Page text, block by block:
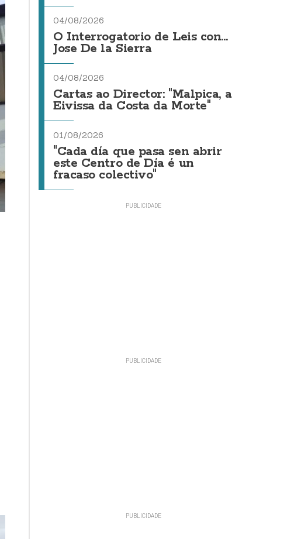
04/08/2026
O Interrogatorio de Leis con...
Jose De la Sierra
04/08/2026
Cartas ao Director: "Malpica, a
Eivissa da Costa da Morte"
01/08/2026
"Cada día que pasa sen abrir
este Centro de Día é un
fracaso colectivo"